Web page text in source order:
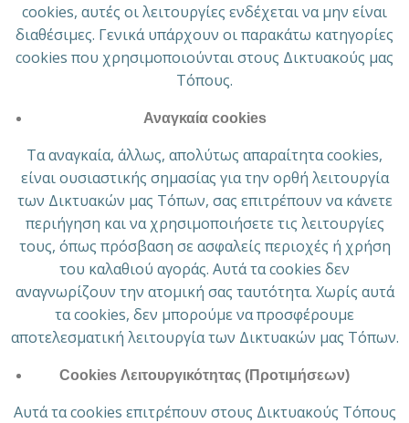
cookies, αυτές οι λειτουργίες ενδέχεται να μην είναι
διαθέσιμες. Γενικά υπάρχουν οι παρακάτω κατηγορίες
cookies που χρησιμοποιούνται στους Δικτυακούς μας
Τόπους.
Αναγκαία cookies
Τα αναγκαία, άλλως, απολύτως απαραίτητα cookies,
είναι ουσιαστικής σημασίας για την ορθή λειτουργία
των Δικτυακών μας Τόπων, σας επιτρέπουν να κάνετε
περιήγηση και να χρησιμοποιήσετε τις λειτουργίες
τους, όπως πρόσβαση σε ασφαλείς περιοχές ή χρήση
του καλαθιού αγοράς. Αυτά τα cookies δεν
αναγνωρίζουν την ατομική σας ταυτότητα. Χωρίς αυτά
τα cookies, δεν μπορούμε να προσφέρουμε
αποτελεσματική λειτουργία των Δικτυακών μας Τόπων.
Cookies Λειτουργικότητας (Προτιμήσεων)
Αυτά τα cookies επιτρέπουν στους Δικτυακούς Τόπους